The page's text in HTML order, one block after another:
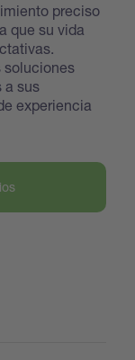
preciso
que su vida
soluciones
a sus
experiencia